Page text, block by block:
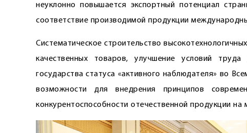
неуклонно повышается экспортный потенциал
соответствие производимой продукции
Систематическое строительство
качественных товаров, улучшение условий
государства статуса «активного наблюдателя» во
возможности для внедрения принципов
конкурентоспособности отечественной продукции